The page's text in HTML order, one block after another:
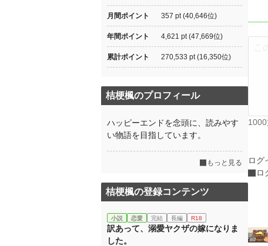
ログ
ロ
月間ポイント 357 pt (40,646位)
年間ポイント 4,621 pt (47,669位)
累計ポイント 270,533 pt (16,350位)
桔梗楓のプロフィール
ハッピーエンドを念頭に、読みやす
い物語を目指しています。
もっと見る
桔梗楓の登録コンテンツ
小説 恋愛 完結 長編 R18
訳あって、溺愛ヤクザの嫁になりま
した。